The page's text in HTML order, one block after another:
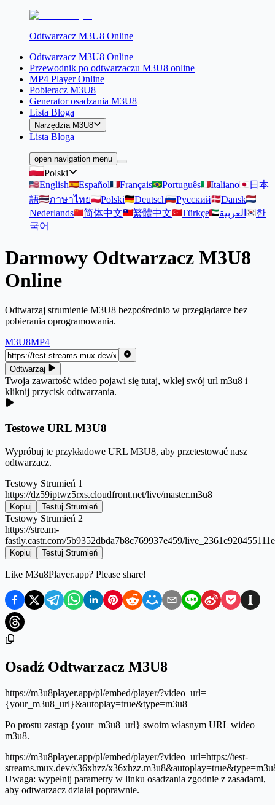
Odtwarzacz M3U8 Online
Odtwarzacz M3U8 Online
Przewodnik po odtwarzaczu M3U8 online
MP4 Player Online
Pobieracz M3U8
Generator osadzania M3U8
Lista Bloga
Narzędzia M3U8
Lista Bloga
open navigation menu
Polski
English
Español Français Português Italiano
日本
語
ภาษาไทย Polski Deutsch Русский
Dansk
Nederlands
简体中文 繁體中文 Türkçe العربية
한
국어
Darmowy Odtwarzacz M3U8
Online
Odtwarzaj strumienie M3U8 bezpośrednio w przeglądarce bez
pobierania oprogramowania.
M3U8MP4
Odtwarzaj
Twoja zawartość wideo pojawi się tutaj, wklej swój url m3u8 i
kliknij przycisk odtwarzania.
Testowe URL M3U8
Wypróbuj te przykładowe URL M3U8, aby przetestować nasz
odtwarzacz.
Testowy Strumień 1
https://dz59iptwz5rxs.cloudfront.net/live/master.m3u8
Kopiuj Testuj Strumień
Testowy Strumień 2
https://stream-
fastly.castr.com/5b9352dbda7b8c769937e459/
Kopiuj Testuj Strumień
Like M3u8Player.app? Please share!
Osadź Odtwarzacz M3U8
https://m3u8player.app/pl/embed/player/?video_url=
{your_m3u8_url}&autoplay=true&type=m3u8
Po prostu zastąp {your_m3u8_url} swoim własnym URL wideo
m3u8.
https://m3u8player.app/pl/embed/player/?video_url=https://test-
streams.mux.dev/x36xhzz/
Uwaga: wypełnij parametry w linku osadzania zgodnie z zasadami,
aby odtwarzacz działał poprawnie.